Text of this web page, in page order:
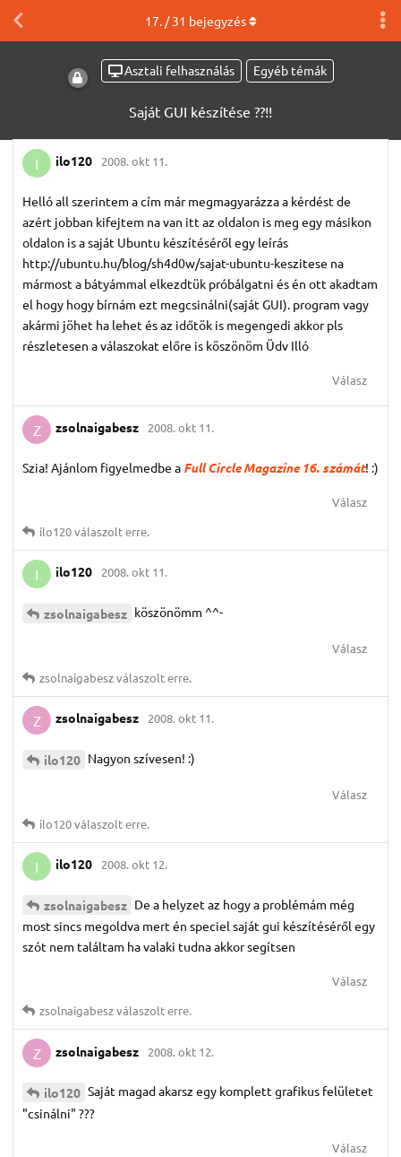
Asztali felhasználás Egyéb témák
Saját GUI készítése ??!!
17. /31 bejegyzés
I ilo120 2008. okt 11.
Helló all szerintem a cím már megmagyarázza a kérdést de
azért jobban kifejtem na van itt az oldalon is meg egy másikon
oldalon is a saját Ubuntu készítéséről egy leírás
http://ubuntu.hu/blog/sh4d0w/sajat-ubuntu-keszitese na
mármost a bátyámmal elkezdtük próbálgatni és én ott akadtam
el hogy hogy bírnám ezt megcsinálni(saját GUI). program vagy
akármi jöhet ha lehet és az időtök is megengedi akkor pls
részletesen a válaszokat előre is köszönöm Üdv Illó
Válasz
Z zsolnaigabesz 2008. okt 11.
Szia! Ajánlom figyelmedbe a Full Circle Magazine 16. számát! :)
Válasz
ilo120válaszolt erre.
I ilo120 2008. okt 11.
zsolnaigabesz köszönömm ^^-
Válasz
zsolnaigabeszválaszolt erre.
Z zsolnaigabesz 2008. okt 11.
ilo120 Nagyon szívesen! :)
Válasz
ilo120válaszolt erre.
I ilo120 2008. okt 12.
zsolnaigabesz De a helyzet az hogy a problémám még
most sincs megoldva mert én speciel saját gui készítéséről egy
szót nem találtam ha valaki tudna akkor segítsen
Válasz
zsolnaigabeszválaszolt erre.
Z zsolnaigabesz 2008. okt 12.
ilo120 Saját magad akarsz egy komplett grafikus felületet
"csinálni" ???
Válasz